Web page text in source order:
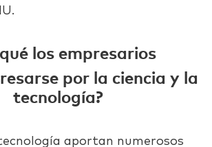
.
los empresarios
por la ciencia y la
tecnología?
aportan numerosos